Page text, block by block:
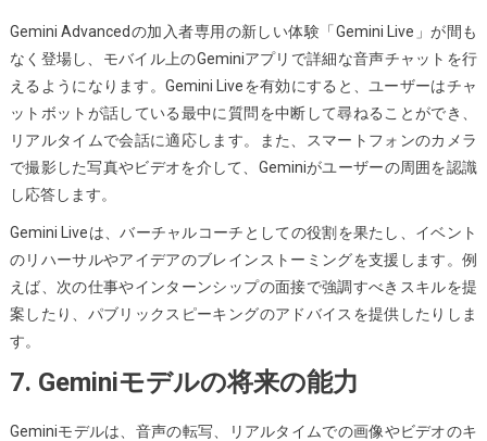
Gemini Advancedの加入者専用の新しい体験「Gemini Live」が間も
なく登場し、モバイル上のGeminiアプリで詳細な音声チャットを行
えるようになります。Gemini Liveを有効にすると、ユーザーはチャ
ットボットが話している最中に質問を中断して尋ねることができ、
リアルタイムで会話に適応します。また、スマートフォンのカメラ
で撮影した写真やビデオを介して、Geminiがユーザーの周囲を認識
し応答します。
Gemini Liveは、バーチャルコーチとしての役割を果たし、イベント
のリハーサルやアイデアのブレインストーミングを支援します。例
えば、次の仕事やインターンシップの面接で強調すべきスキルを提
案したり、パブリックスピーキングのアドバイスを提供したりしま
す。
7. Geminiモデルの将来の能力
Geminiモデルは、音声の転写、リアルタイムでの画像やビデオのキ